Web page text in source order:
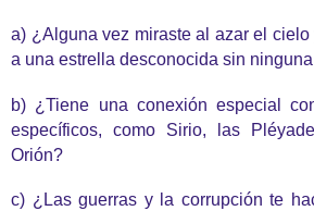
a) ¿Alguna vez miraste al azar el
a una estrella desconocida sin
b) ¿Tiene una conexión especial
específicos, como Sirio, las
Orión?
c) ¿Las guerras y la corrupción te